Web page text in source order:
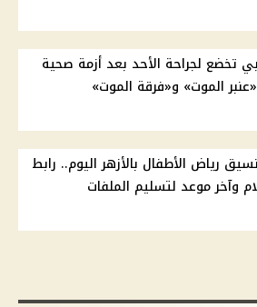
تخضع لجراحة الأحد بعد أزمة صحية
الموت» و«فرقة الموت»
رياض الأطفال بالأزهر اليوم.. رابط
وآخر موعد لتسليم الملفات